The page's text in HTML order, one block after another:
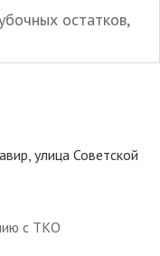
остатков,
улица Советской
с ТКО